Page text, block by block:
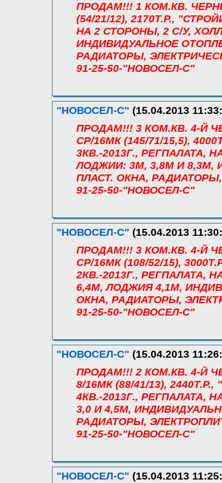
ПРОДАМ!!! 1 КОМ.КВ.
(54/21/12), 2170Т.Р.,
НА 2 СТОРОНЫ, 2 С/У,
ИНДИВИДУАЛЬНОЕ
РАДИАТОРЫ,
91-25-50-"НОВОСЕЛ-С"
"НОВОСЕЛ-С" (15.04.2013
ПРОДАМ!!! 3 КОМ.КВ. 4-Й
СР/16МК (145/71/15,5),
3КВ.-2013Г., РЕГПАЛАТА,
ЛОДЖИИ: 3М, 3,8М И 8,3М,
ПЛАСТ. ОКНА,
91-25-50-"НОВОСЕЛ-С"
"НОВОСЕЛ-С" (15.04.2013
ПРОДАМ!!! 3 КОМ.КВ. 4-Й
СР/16МК (108/52/15),
2КВ.-2013Г., РЕГПАЛАТА,
6,4М, ЛОДЖИЯ 4,1М,
ОКНА, РАДИАТОРЫ,
91-25-50-"НОВОСЕЛ-С"
"НОВОСЕЛ-С" (15.04.2013
ПРОДАМ!!! 2 КОМ.КВ. 4-Й
8/16МК (88/41/13),
4КВ.-2013Г., РЕГПАЛАТА,
3,0 И 4,5М,
РАДИАТОРЫ,
91-25-50-"НОВОСЕЛ-С"
"НОВОСЕЛ-С" (15.04.2013